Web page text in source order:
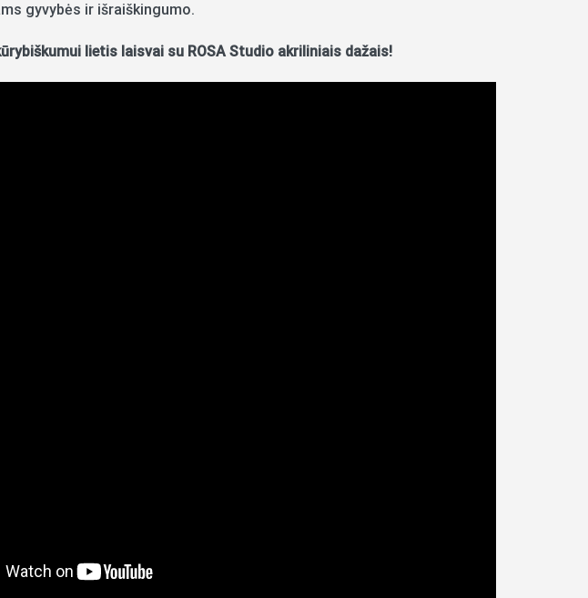
gyvybės ir išraiškingumo.
lietis laisvai su ROSA Studio akriliniais dažais!